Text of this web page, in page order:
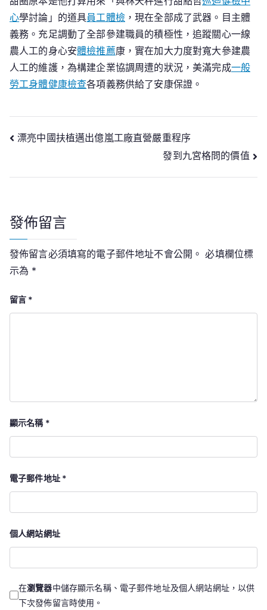
心學討論」的道具員工體檢，現在全部成了武器。目主體
義務。充足調動了全部參建職員的積極性，追蹤關心一線
農人工的身心安體檢推薦康，實在加大力度對寬大參建農
人工的維護，為構建企業協調周遭的狀況，美滿完成一般
勞工身體健康檢查各項義務供給了安康保證。
文
覽
漂亮中國扶植邁出億嵐工廠直營嚴重程序
發到九宮格問的價值
發佈留言
發佈留言必須填寫的電子郵件地址不會公開。 必填欄位標
示為 *
留言 *
顯示名稱 *
電子郵件地址 *
個人網站網址
在瀏覽器中儲存顯示名稱、電子郵件地址及個人網站網址，以供
下次發佈留言時使用。